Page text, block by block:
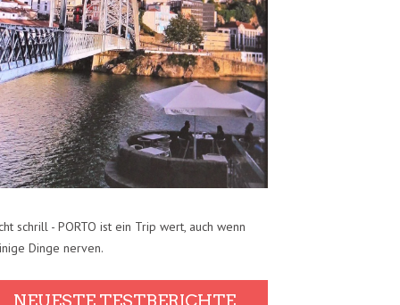
schrill - PORTO ist ein Trip wert, auch wenn
Dinge nerven.